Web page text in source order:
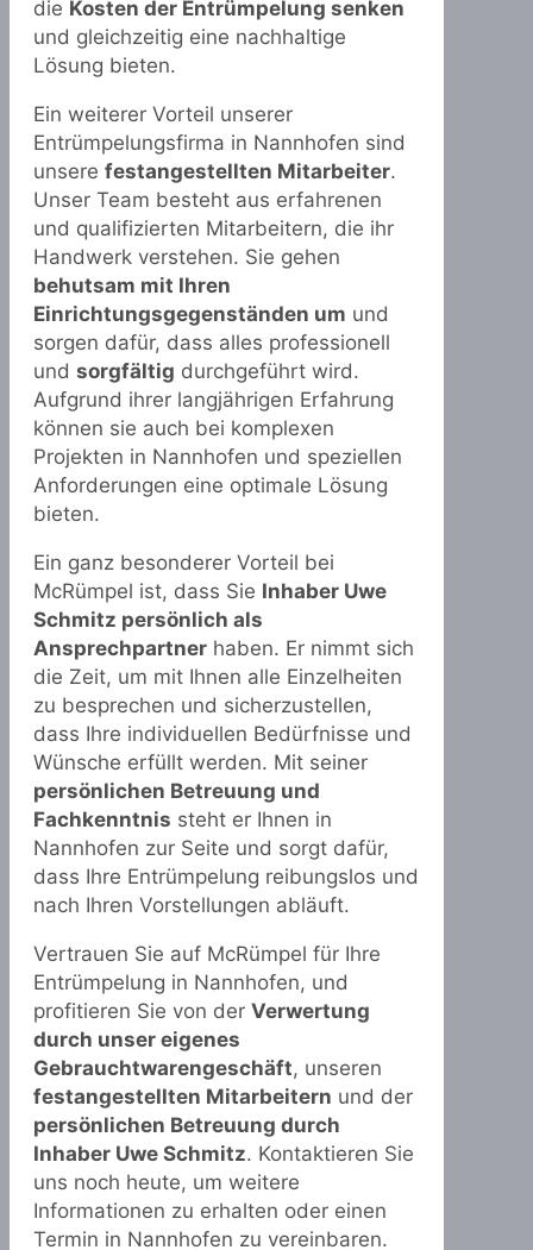
die Kosten der Entrümpelung senken
und gleichzeitig eine nachhaltige
Lösung bieten.
Ein weiterer Vorteil unserer
Entrümpelungsfirma in Nannhofen sind
unsere festangestellten Mitarbeiter.
Unser Team besteht aus erfahrenen
und qualifizierten Mitarbeitern, die ihr
Handwerk verstehen. Sie gehen
behutsam mit Ihren
Einrichtungsgegenständen um und
sorgen dafür, dass alles professionell
und sorgfältig durchgeführt wird.
Aufgrund ihrer langjährigen Erfahrung
können sie auch bei komplexen
Projekten in Nannhofen und speziellen
Anforderungen eine optimale Lösung
bieten.
Ein ganz besonderer Vorteil bei
McRümpel ist, dass Sie Inhaber Uwe
Schmitz persönlich als
Ansprechpartner haben. Er nimmt sich
die Zeit, um mit Ihnen alle Einzelheiten
zu besprechen und sicherzustellen,
dass Ihre individuellen Bedürfnisse und
Wünsche erfüllt werden. Mit seiner
persönlichen Betreuung und
Fachkenntnis steht er Ihnen in
Nannhofen zur Seite und sorgt dafür,
dass Ihre Entrümpelung reibungslos und
nach Ihren Vorstellungen abläuft.
Vertrauen Sie auf McRümpel für Ihre
Entrümpelung in Nannhofen, und
profitieren Sie von der Verwertung
durch unser eigenes
Gebrauchtwarengeschäft, unseren
festangestellten Mitarbeitern und der
persönlichen Betreuung durch
Inhaber Uwe Schmitz. Kontaktieren Sie
uns noch heute, um weitere
Informationen zu erhalten oder einen
Termin in Nannhofen zu vereinbaren.